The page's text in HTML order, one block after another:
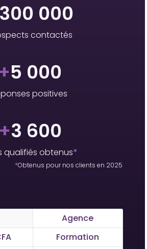
300 000
contactés
+5 000
positives
+3 600
qualifiés obtenus*
*Obtenus pour nos clients en 2025
Agence
Formation